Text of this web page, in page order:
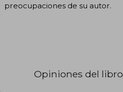
preocupaciones de su autor.
Opiniones del libro